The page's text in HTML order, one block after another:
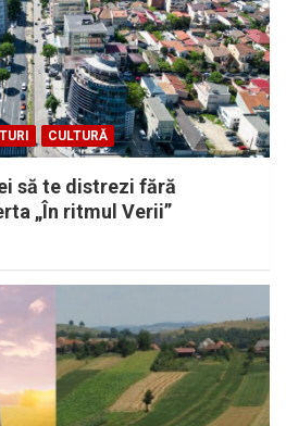
CULTURĂ
să te distrezi fără
„În ritmul Verii”